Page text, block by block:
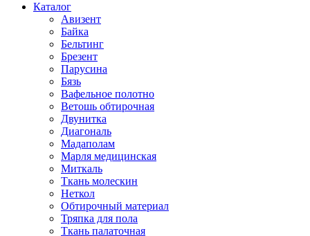
Каталог
Авизент
Байка
Бельтинг
Брезент
Парусина
Бязь
Вафельное полотно
Ветошь обтирочная
Двунитка
Диагональ
Мадаполам
Марля медицинская
Миткаль
Ткань молескин
Неткол
Обтирочный материал
Тряпка для пола
Ткань палаточная